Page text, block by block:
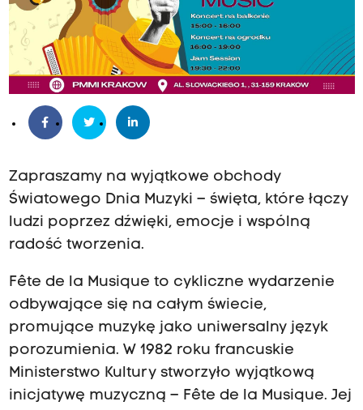
Zapraszamy na wyjątkowe obchody
Światowego Dnia Muzyki – święta, które łączy
ludzi poprzez dźwięki, emocje i wspólną
radość tworzenia.
Fête de la Musique to cykliczne wydarzenie
odbywające się na całym świecie,
promujące muzykę jako uniwersalny język
porozumienia. W 1982 roku francuskie
Ministerstwo Kultury stworzyło wyjątkową
inicjatywę muzyczną – Fête de la Musique. Jej